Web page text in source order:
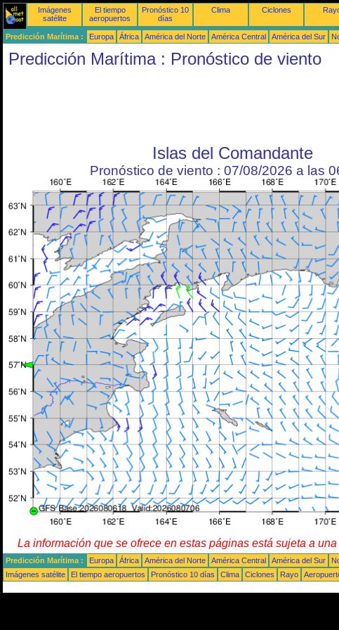
Imágenes
satélite
El tiempo
aeropuertos
Pronóstico 10
días
Clima Ciclones
Predicción Marítima : Europa África América del Norte América Central América del Sur
Predicción Marítima : Pronóstico de viento
Islas del Comandante
Pronóstico de viento : 07/08/2026 a las
La información que se ofrece en estas páginas está sujeta a una
Predicción Marítima : Europa África América del Norte América Central América del Sur
Imágenes satélite
El tiempo aeropuertos Pronóstico 10 días Clima Ciclones Rayo